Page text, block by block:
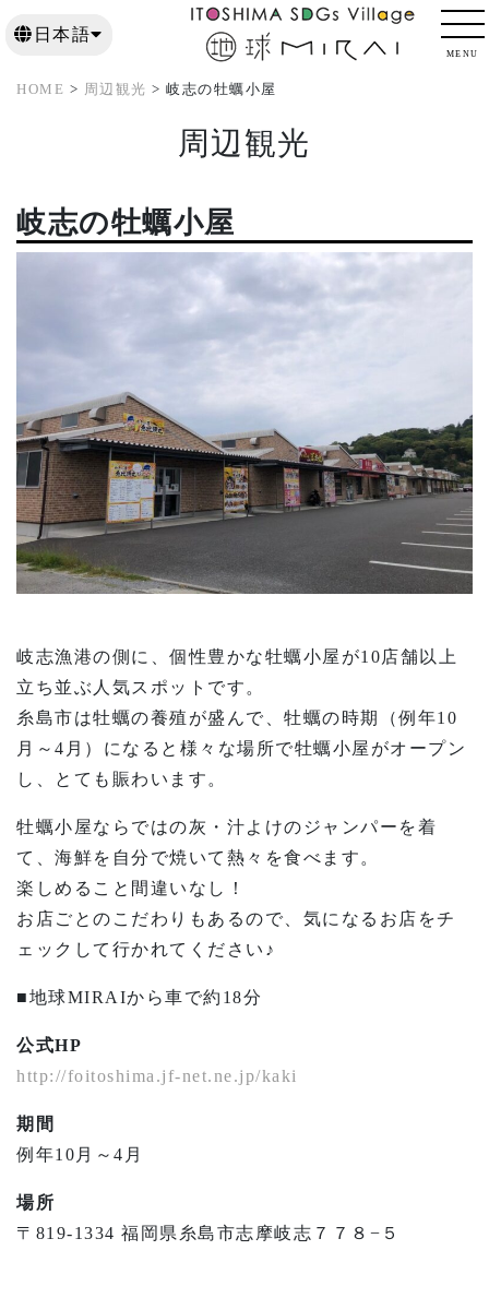
日本語
한국어
繁體中文
MENU
日本語
한국어
繁體中文
HOME > 周辺観光 > 岐志の牡蠣小屋
周辺観光
岐志の牡蠣小屋
岐志漁港の側に、個性豊かな牡蠣小屋が10店舗以上
立ち並ぶ人気スポットです。
糸島市は牡蠣の養殖が盛んで、牡蠣の時期（例年10
月～4月）になると様々な場所で牡蠣小屋がオープン
し、とても賑わいます。
牡蠣小屋ならではの灰・汁よけのジャンパーを着
て、海鮮を自分で焼いて熱々を食べます。
楽しめること間違いなし！
お店ごとのこだわりもあるので、気になるお店をチ
ェックして行かれてください♪
■地球MIRAIから車で約18分
公式HP
http://foitoshima.jf-net.ne.jp/kaki
期間
例年10月～4月
場所
〒819-1334 福岡県糸島市志摩岐志７７８−５